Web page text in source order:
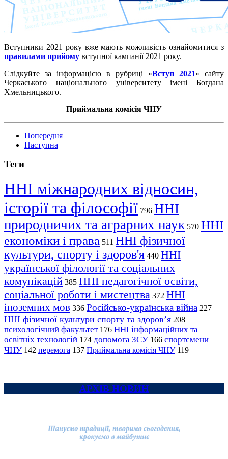
Вступники 2021 року вже мають можливість ознайомитися з
правилами прийому вступної кампанії 2021 року.
Слідкуйте за інформацією в рубриці «‎Вступ 2021»‎‎ сайту
Черкаського національного університету імені Богдана
Хмельницького.
Приймальна комісія ЧНУ
Попередня
Наступна
Теги
ННІ міжнародних відносин,
історії та філософії 796 ННІ
природничих та аграрних наук 570 ННІ
економіки і права 511 ННІ фізичної
культури, спорту і здоров'я 440 ННІ
української філології та соціальних
комунікацій 385 ННІ педагогічної освіти,
соціальної роботи і мистецтва 372 ННІ
іноземних мов 336 Російсько-українська війна 227
ННІ фізичної культури спорту та здоров’я 208
психологічний факультет 176 ННІ інформаційних та
освітніх технологій 174 допомога ЗСУ 166 спортсмени
ЧНУ 142 перемога 137 Приймальна комісія ЧНУ 119
АРХІВ НОВИН